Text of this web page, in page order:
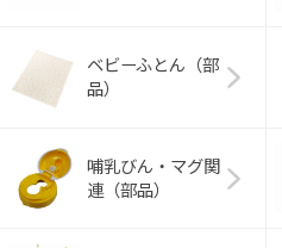
ベビーふとん（部
品）
哺乳びん・マグ関
連（部品）